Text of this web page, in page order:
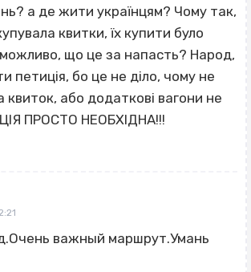
а де жити українцям? Чому так,
квитки, їх купити було
що це за напасть? Народ,
петиція, бо це не діло, чому не
квиток, або додаткові вагони не
ПРОСТО НЕОБХІДНА!!!
важный маршрут.Умань